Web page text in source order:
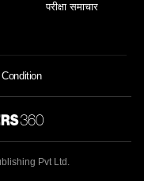
परीक्षा समाचार
Pvt Ltd.